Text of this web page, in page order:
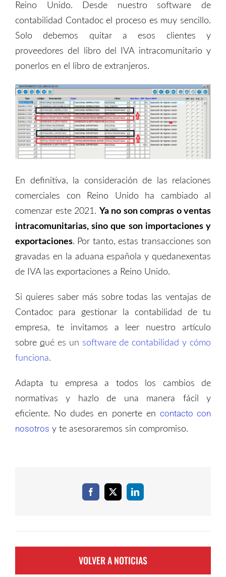
Reino Unido. Desde nuestro software de
contabilidad Contadocel proceso es muy sencillo.
Solo debemos quitar a esos clientes y
proveedores del libro del IVA intracomunitario y
ponerlos en el libro de extranjeros.
En definitiva, la consideración de las relaciones
comerciales con Reino Unido ha cambiado al
comenzar este 2021. Ya no son compras o ventas
intracomunitarias, sino que son importaciones y
exportaciones. Por tanto, estas transacciones son
gravadas en la aduana española y quedanexentas
de IVA las exportaciones a Reino Unido.
Si quieres saber más sobre todas las ventajas de
Contadoc para gestionar la contabilidad de tu
empresa, te invitamos a leer nuestro artículo
sobre qué es un software de contabilidad y cómo
funciona.
Adapta tu empresa a todos los cambios de
normativas y hazlo de una manera fácil y
eficiente. No dudes en ponerte en contacto con
nosotros y te asesoraremos sin compromiso.
Facebook
X LinkedIn
VOLVER A NOTICIAS